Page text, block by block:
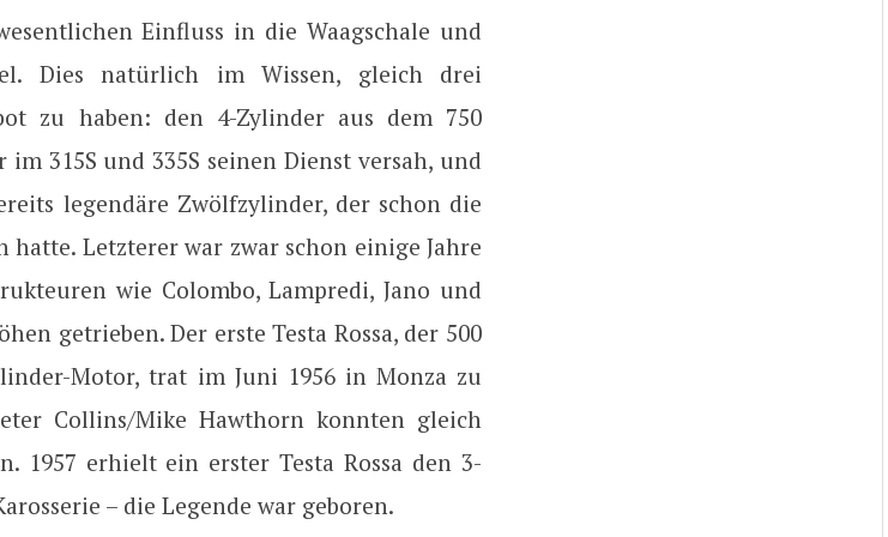
Einfluss in die Waagschale und
Dies natürlich im Wissen, gleich drei
zu haben: den 4-Zylinder aus dem 750
315S und 335S seinen Dienst versah, und
legendäre Zwölfzylinder, der schon die
Letzterer war zwar schon einige Jahre
wie Colombo, Lampredi, Jano und
getrieben. Der erste Testa Rossa, der 500
Motor, trat im Juni 1956 in Monza zu
Collins/Mike Hawthorn konnten gleich
1957 erhielt ein erster Testa Rossa den 3-
– die Legende war geboren.